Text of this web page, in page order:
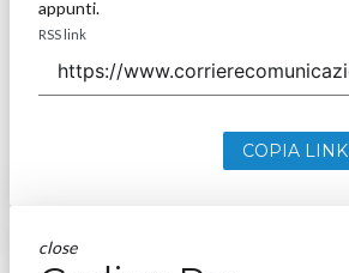
appunti.
RSS link
COPIA LINK
close